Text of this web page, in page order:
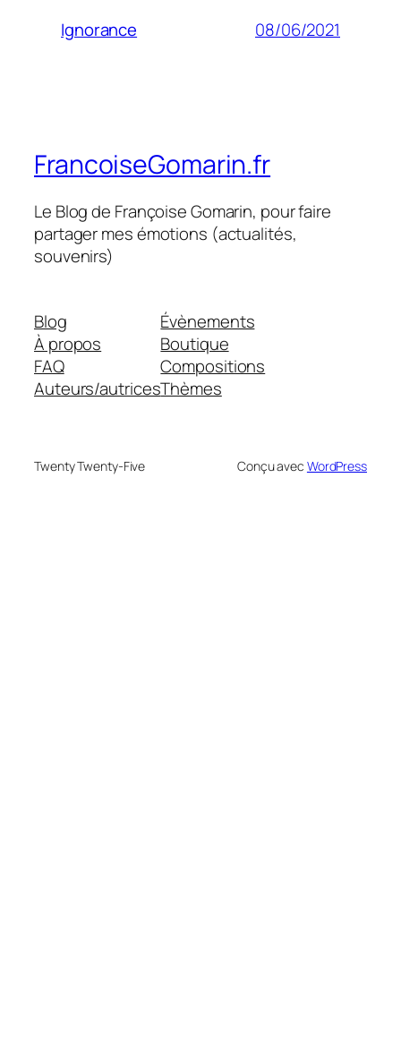
Ignorance 08/06/2021
FrancoiseGomarin.fr
Le Blog de Françoise Gomarin, pour faire
partager mes émotions (actualités,
souvenirs)
Blog
À propos
FAQ
Auteurs/autrices
Évènements
Boutique
Compositions
Thèmes
Twenty Twenty-Five Conçu avec WordPress